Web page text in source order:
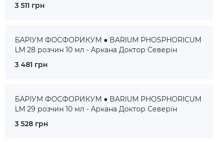
3 511 грн
БАРІУМ ФОСФОРИКУМ ● BARIUM PHOSPHORICUM
LM 28 розчин 10 мл - Аркана Доктор Северін
3 481 грн
БАРІУМ ФОСФОРИКУМ ● BARIUM PHOSPHORICUM
LM 29 розчин 10 мл - Аркана Доктор Северін
3 528 грн